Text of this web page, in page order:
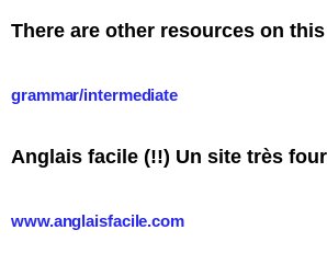
There are other resources on
grammar/intermediate
Anglais facile (!!) Un site très
www.anglaisfacile.com